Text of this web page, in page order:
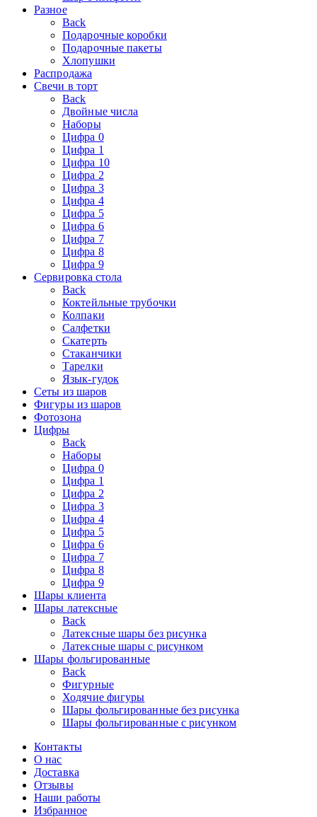
Разное
Back
Подарочные коробки
Подарочные пакеты
Хлопушки
Распродажа
Свечи в торт
Back
Двойные числа
Наборы
Цифра 0
Цифра 1
Цифра 10
Цифра 2
Цифра 3
Цифра 4
Цифра 5
Цифра 6
Цифра 7
Цифра 8
Цифра 9
Сервировка стола
Back
Коктейльные трубочки
Колпаки
Салфетки
Скатерть
Стаканчики
Тарелки
Язык-гудок
Сеты из шаров
Фигуры из шаров
Фотозона
Цифры
Back
Наборы
Цифра 0
Цифра 1
Цифра 2
Цифра 3
Цифра 4
Цифра 5
Цифра 6
Цифра 7
Цифра 8
Цифра 9
Шары клиента
Шары латексные
Back
Латексные шары без рисунка
Латексные шары с рисунком
Шары фольгированные
Back
Фигурные
Ходячие фигуры
Шары фольгированные без рисунка
Шары фольгированные с рисунком
Контакты
О нас
Доставка
Отзывы
Наши работы
Избранное